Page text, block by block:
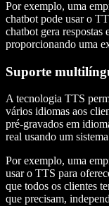
Por exemplo, uma
chatbot pode usar o
chatbot gera respostas
proporcionando uma
Suporte
A tecnologia TTS
vários idiomas aos
pré-gravados em
real usando um
Por exemplo, uma
usar o TTS para
que todos os clientes
que precisam,